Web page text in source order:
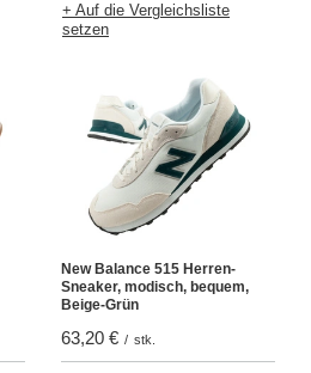
+ Auf die Vergleichsliste
setzen
New Balance 515 Herren-
Sneaker, modisch, bequem,
Beige-Grün
63,20 € / stk.